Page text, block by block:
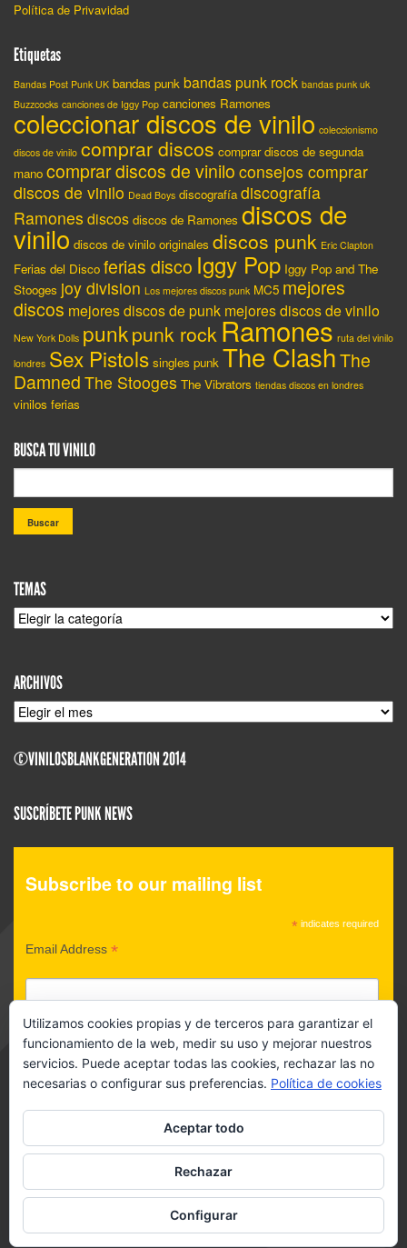
Política de Privavidad
Etiquetas
Bandas Post Punk UK bandas punk bandas punk rock bandas punk uk
Buzzcocks canciones de Iggy Pop canciones Ramones
coleccionar discos de vinilo coleccionismo
discos de vinilo comprar discos comprar discos de segunda
mano comprar discos de vinilo consejos comprar
discos de vinilo Dead Boys discografía discografía
Ramones discos discos de Ramones discos de
vinilo discos de vinilo originales discos punk Eric Clapton
Ferias del Disco ferias disco Iggy Pop Iggy Pop and The
Stooges joy division Los mejores discos punk MC5 mejores
discos mejores discos de punk mejores discos de vinilo
New York Dolls punkpunk rock Ramones ruta del vinilo
londres Sex Pistols singles punk The ClashThe
Damned The Stooges The Vibrators tiendas discos en londres
vinilos ferias
BUSCA TU VINILO
TEMAS
TEMAS
ARCHIVOS
ARCHIVOS
©VINILOSBLANKGENERATION 2014
SUSCRÍBETE PUNK NEWS
Subscribe to our mailing list
* indicates required
Email Address *
POLÍTICA DE PRIVACIDAD
Acepto política de privacidad
Utilizamos cookies propias y de terceros para garantizar el
funcionamiento de la web, medir su uso y mejorar nuestros
servicios. Puede aceptar todas las cookies, rechazar las no
necesarias o configurar sus preferencias. Política de cookies
Aceptar todo
Rechazar
Configurar